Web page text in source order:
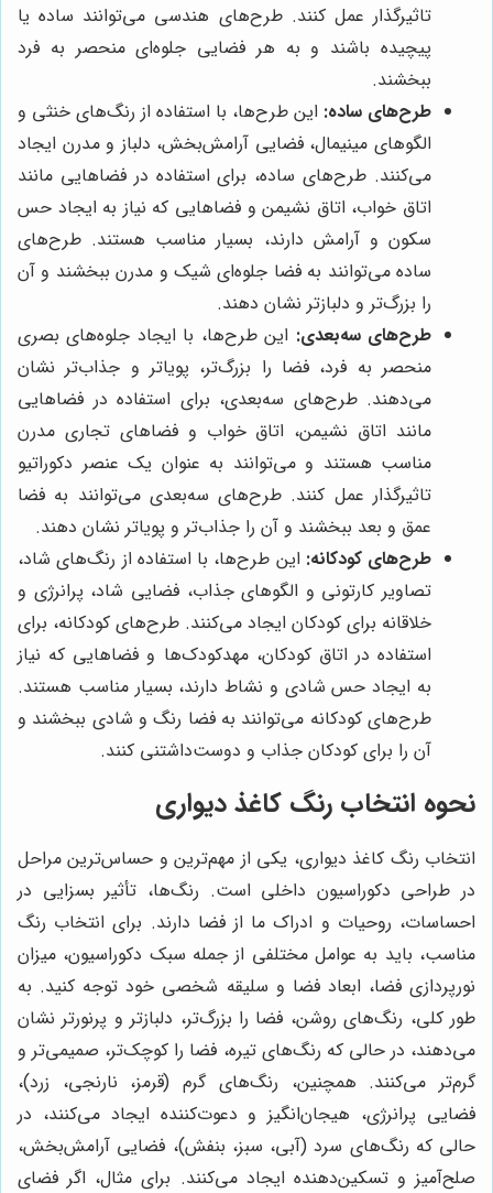
تاثیرگذار عمل کنند. طرح‌های هندسی می‌توانند ساده یا
پیچیده باشند و به هر فضایی جلوه‌ای منحصر به فرد
ببخشند.
طرح‌های ساده: این طرح‌ها، با استفاده از رنگ‌های خنثی و
الگوهای مینیمال، فضایی آرامش‌بخش، دلباز و مدرن ایجاد
می‌کنند. طرح‌های ساده، برای استفاده در فضاهایی مانند
اتاق خواب، اتاق نشیمن و فضاهایی که نیاز به ایجاد حس
سکون و آرامش دارند، بسیار مناسب هستند. طرح‌های
ساده می‌توانند به فضا جلوه‌ای شیک و مدرن ببخشند و آن
را بزرگ‌تر و دلبازتر نشان دهند.
طرح‌های سه‌بعدی: این طرح‌ها، با ایجاد جلوه‌های بصری
منحصر به فرد، فضا را بزرگ‌تر، پویاتر و جذاب‌تر نشان
می‌دهند. طرح‌های سه‌بعدی، برای استفاده در فضاهایی
مانند اتاق نشیمن، اتاق خواب و فضاهای تجاری مدرن
مناسب هستند و می‌توانند به عنوان یک عنصر دکوراتیو
تاثیرگذار عمل کنند. طرح‌های سه‌بعدی می‌توانند به فضا
عمق و بعد ببخشند و آن را جذاب‌تر و پویاتر نشان دهند.
طرح‌های کودکانه: این طرح‌ها، با استفاده از رنگ‌های شاد،
تصاویر کارتونی و الگوهای جذاب، فضایی شاد، پرانرژی و
خلاقانه برای کودکان ایجاد می‌کنند. طرح‌های کودکانه، برای
استفاده در اتاق کودکان، مهدکودک‌ها و فضاهایی که نیاز
به ایجاد حس شادی و نشاط دارند، بسیار مناسب هستند.
طرح‌های کودکانه می‌توانند به فضا رنگ و شادی ببخشند و
آن را برای کودکان جذاب و دوست‌داشتنی کنند.
نحوه انتخاب رنگ کاغذ دیواری
انتخاب رنگ کاغذ دیواری، یکی از مهم‌ترین و حساس‌ترین مراحل
در طراحی دکوراسیون داخلی است. رنگ‌ها، تأثیر بسزایی در
احساسات، روحیات و ادراک ما از فضا دارند. برای انتخاب رنگ
مناسب، باید به عوامل مختلفی از جمله سبک دکوراسیون، میزان
نورپردازی فضا، ابعاد فضا و سلیقه شخصی خود توجه کنید. به
طور کلی، رنگ‌های روشن، فضا را بزرگ‌تر، دلبازتر و پرنورتر نشان
می‌دهند، در حالی که رنگ‌های تیره، فضا را کوچک‌تر، صمیمی‌تر و
گرم‌تر می‌کنند. همچنین، رنگ‌های گرم (قرمز، نارنجی، زرد)،
فضایی پرانرژی، هیجان‌انگیز و دعوت‌کننده ایجاد می‌کنند، در
حالی که رنگ‌های سرد (آبی، سبز، بنفش)، فضایی آرامش‌بخش،
صلح‌آمیز و تسکین‌دهنده ایجاد می‌کنند. برای مثال، اگر فضای